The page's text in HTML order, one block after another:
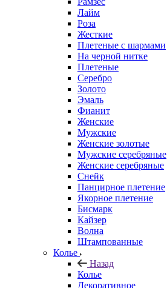
Лайм
Роза
Жесткие
Плетеные с шармами
На черной нитке
Плетеные
Серебро
Золото
Эмаль
Фианит
Женские
Мужские
Женские золотые
Мужские серебряные
Женские серебряные
Снейк
Панцирное плетение
Якорное плетение
Бисмарк
Кайзер
Волна
Штампованные
Колье
Назад
Колье
Декоративное